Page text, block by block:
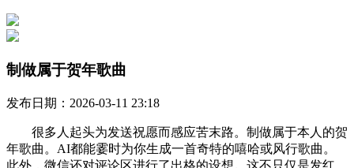
制做属于贺年歌曲
发布日期：2026-03-11 23:18
很多人起头为发送祝愿而感应苦末路。制做属于本人的贺
年歌曲。AI都能霎时为你生成一首奇特的嘻哈或风行歌曲。
此外，微信还对评论区进行了出格的设想。这不只仅是发红